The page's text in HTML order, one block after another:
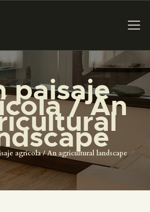
paisaje
/ An
agrícola / An agricultural landscape
LA VISITA